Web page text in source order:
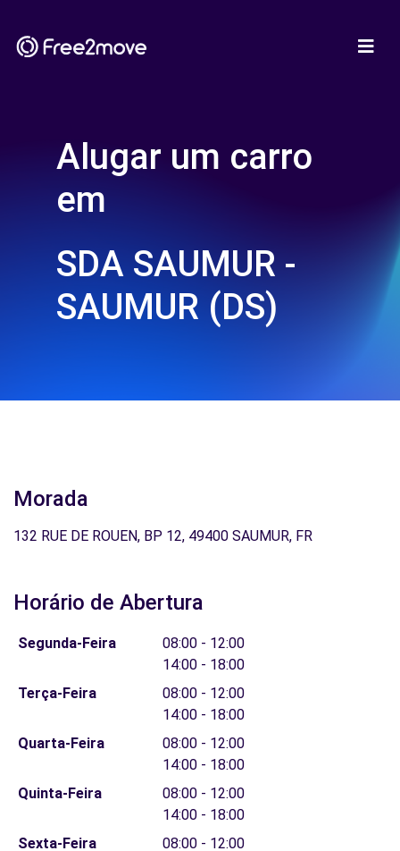
Alugar um carro
em
SDA SAUMUR -
SAUMUR (DS)
Morada
132 RUE DE ROUEN, BP 12, 49400 SAUMUR, FR
Horário de Abertura
Segunda-Feira
08:00 - 12:00
14:00 - 18:00
Terça-Feira
08:00 - 12:00
14:00 - 18:00
Quarta-Feira
08:00 - 12:00
14:00 - 18:00
Quinta-Feira
08:00 - 12:00
14:00 - 18:00
Sexta-Feira
08:00 - 12:00